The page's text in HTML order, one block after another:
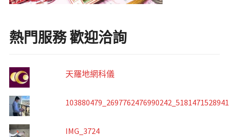
熱門服務 歡迎洽詢
天羅地網科儀
IMG_3724